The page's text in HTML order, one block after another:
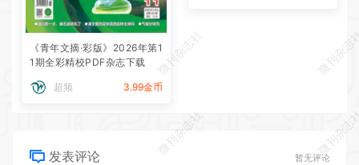
《青年文摘·彩版》2026年第1
1期全彩精校PDF杂志下载
超频 3.99金币
发表评论 暂无评论
微刊杂志社
微刊杂
微刊杂志社
微刊杂